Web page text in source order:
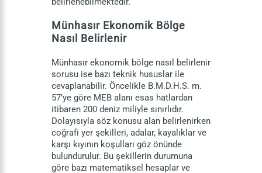
Münhasır Ekonomik Bölge
Nasıl Belirlenir
Münhasır ekonomik bölge nasıl belirlenir
sorusu ise bazı teknik hususlar ile
cevaplanabilir. Öncelikle B.M.D.H.S. m.
57’ye göre MEB alanı esas hatlardan
itibaren 200 deniz miliyle sınırlıdır.
Dolayısıyla söz konusu alan belirlenirken
coğrafi yer şekilleri, adalar, kayalıklar ve
karşı kıyının koşulları göz önünde
bulundurulur. Bu şekillerin durumuna
göre bazı matematiksel hesaplar ve